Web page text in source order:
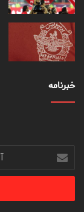
خبرنامه
آدرس
ایمیل
خود
وارد